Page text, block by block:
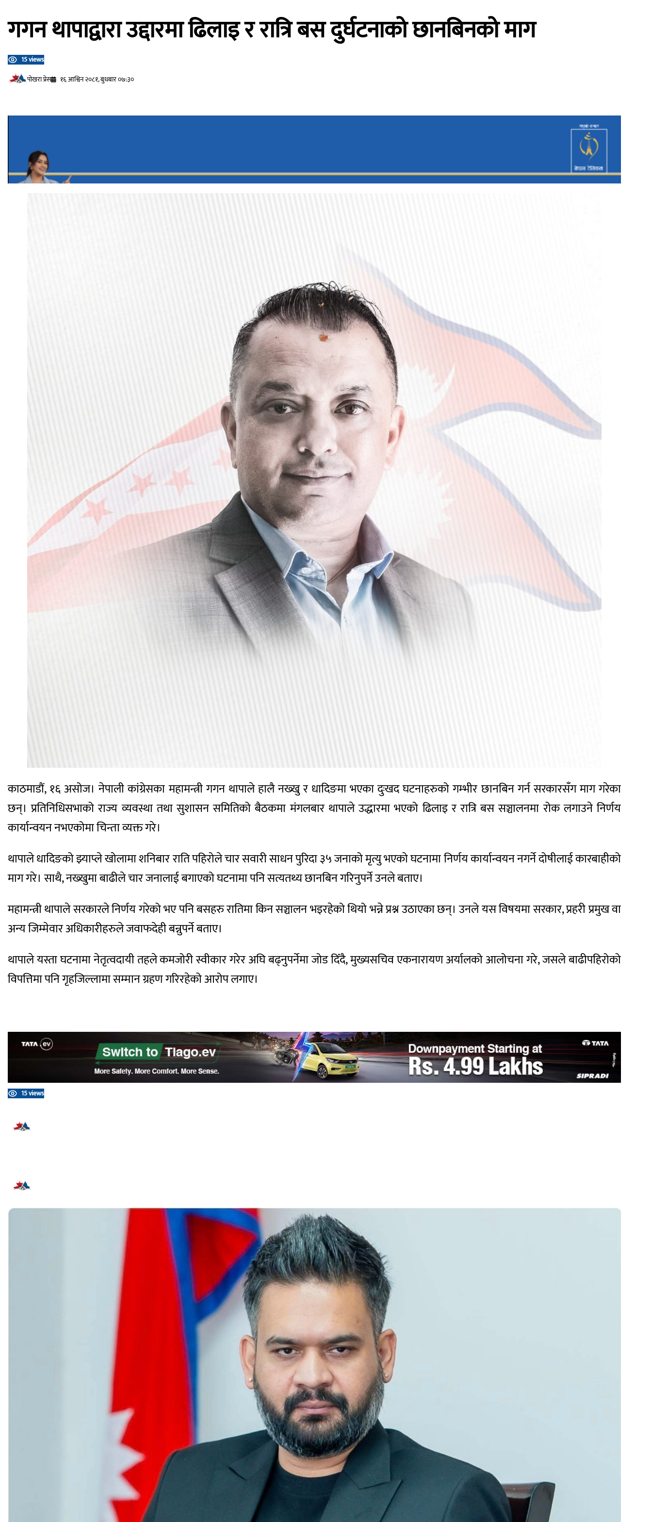
गगन थापाद्वारा उद्दारमा ढिलाइ र रात्रि बस दुर्घटनाको छानबिनको माग
15 views
प‍ोखरा प्रेस
१६ आश्विन २०८१, बुधबार ०७:३०
काठमाडौं, १६ असोज। नेपाली कांग्रेसका महामन्त्री गगन थापाले हालै नख्खु र धादिङमा भएका दुःखद घटनाहरुको गम्भीर छानबिन गर्न सरकारसँग माग गरेका
छन्। प्रतिनिधिसभाको राज्य व्यवस्था तथा सुशासन समितिको बैठकमा मंगलबार थापाले उद्धारमा भएको ढिलाइ र रात्रि बस सञ्चालनमा रोक लगाउने निर्णय
कार्यान्वयन नभएकोमा चिन्ता व्यक्त गरे।
थापाले धादिङको झ्याप्ले खोलामा शनिबार राति पहिरोले चार सवारी साधन पुरिदा ३५ जनाको मृत्यु भएको घटनामा निर्णय कार्यान्वयन नगर्ने दोषीलाई कारबाहीको
माग गरे। साथै, नख्खुमा बाढीले चार जनालाई बगाएको घटनामा पनि सत्यतथ्य छानबिन गरिनुपर्ने उनले बताए।
महामन्त्री थापाले सरकारले निर्णय गरेको भए पनि बसहरु रातिमा किन सञ्चालन भइरहेको थियो भन्ने प्रश्न उठाएका छन्। उनले यस विषयमा सरकार, प्रहरी प्रमुख वा
अन्य जिम्मेवार अधिकारीहरुले जवाफदेही बन्नुपर्ने बताए।
थापाले यस्ता घटनामा नेतृत्वदायी तहले कमजोरी स्वीकार गरेर अघि बढ्नुपर्नेमा जोड दिँदै, मुख्यसचिव एकनारायण अर्यालको आलोचना गरे, जसले बाढीपहिरोको
विपत्तिमा पनि गृहजिल्लामा सम्मान ग्रहण गरिरहेको आरोप लगाए।
15 views